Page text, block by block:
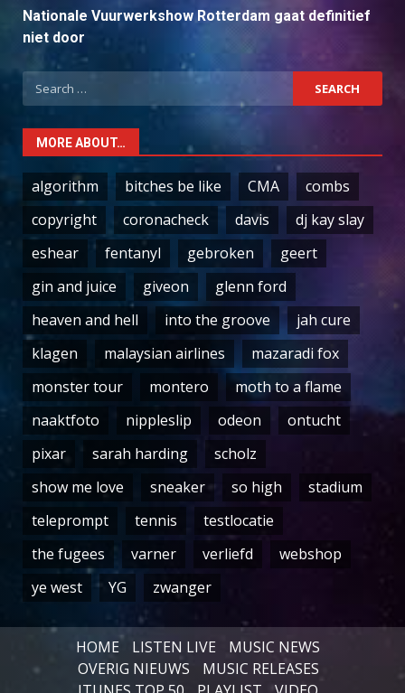
Nationale Vuurwerkshow Rotterdam gaat definitief
niet door
Search
for:
MORE ABOUT…
algorithm bitches be like CMA
combs
copyright
coronacheck davis
dj kay slay
eshear
fentanyl gebroken
geert
gin and juice
giveon
glenn ford
heaven and hell
into the groove
jah cure
klagen
malaysian airlines
mazaradi fox
monster tour
montero
moth to a flame
naaktfoto
nippleslip odeon
ontucht
pixar
sarah harding
scholz
show me love
sneaker so high
stadium
teleprompt
tennis
testlocatie
the fugees
varner verliefd
webshop
ye west
YG zwanger
HOME LISTEN LIVE
MUSIC NEWS
OVERIG NIEUWS
MUSIC RELEASES